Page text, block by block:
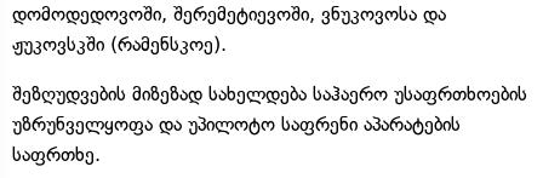
დომოდედოვოში, შერემეტიევოში, ვნუკოვოსა და
ჟუკოვსკში (რამენსკოე).
შეზღუდვების მიზეზად სახელდება საჰაერო უსაფრთხოების
უზრუნველყოფა და უპილოტო საფრენი აპარატების
საფრთხე.